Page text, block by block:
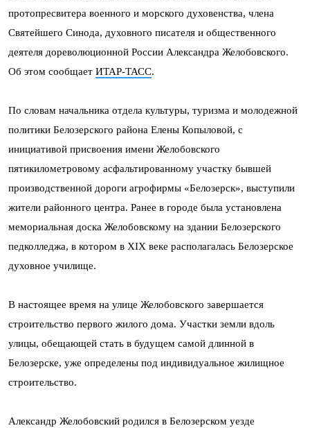
протопресвитера военного и морского духовенства, члена
Святейшего Синода, духовного писателя и общественного
деятеля дореволюционной России Александра Желобовского.
Об этом сообщает ИТАР-ТАСС.
По словам начальника отдела культуры, туризма и молодежной
политики Белозерского района Елены Копыловой, с
инициативой присвоения имени Желобовского
пятикилометровому асфальтированному участку бывшей
производственной дороги агрофирмы «Белозерск», выступили
жители районного центра. Ранее в городе была установлена
мемориальная доска Желобовскому на здании Белозерского
педколледжа, в котором в XIX веке располагалась Белозерское
духовное училище.
В настоящее время на улице Желобовского завершается
строительство первого жилого дома. Участки земли вдоль
улицы, обещающей стать в будущем самой длинной в
Белозерске, уже определены под индивидуальное жилищное
строительство.
Александр Желобовский родился в Белозерском уезде